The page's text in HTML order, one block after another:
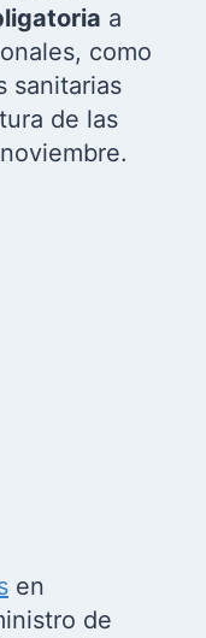
a
como
sanitarias
de las
en
de